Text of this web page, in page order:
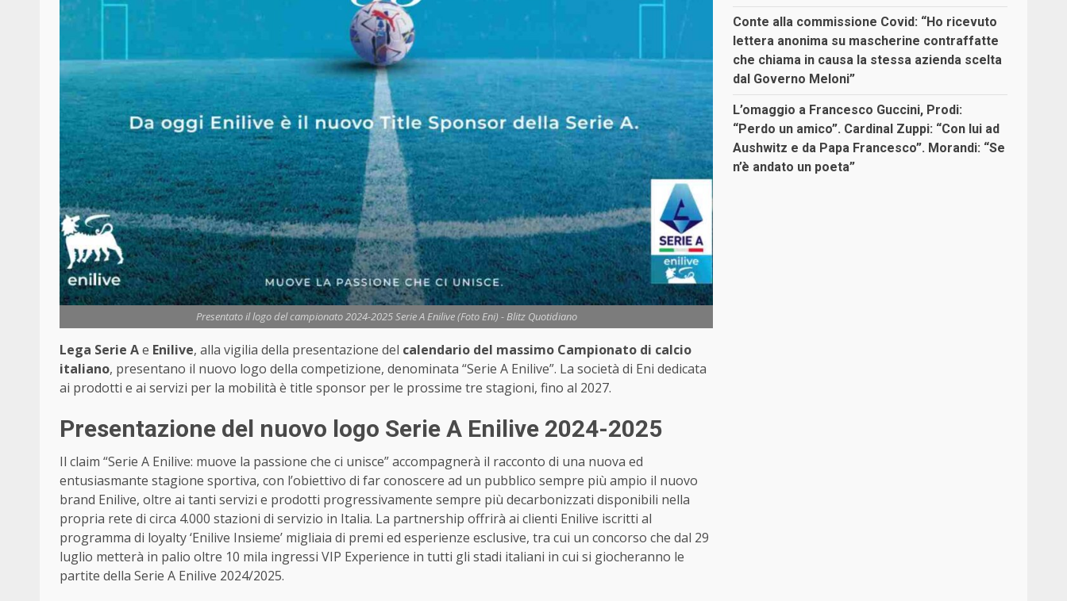
Presentato il logo del campionato 2024-2025 Serie A Enilive (Foto Eni) - Blitz Quotidiano
Lega Serie Ae Enilive, alla vigilia della presentazione del calendario del massimo Campionato di calcio
italiano, presentano il nuovo logo della competizione, denominata “Serie A Enilive”. La società di Eni dedicata
ai prodotti e ai servizi per la mobilità è title sponsor per le prossime tre stagioni, fino al 2027.
Presentazione del nuovo logo Serie A Enilive 2024-2025
Il claim “Serie A Enilive: muove la passione che ci unisce” accompagnerà il racconto di una nuova ed
entusiasmante stagione sportiva, con l’obiettivo di far conoscere ad un pubblico sempre più ampio il nuovo
brand Enilive, oltre ai tanti servizi e prodotti progressivamente sempre più decarbonizzati disponibili nella
propria rete di circa 4.000 stazioni di servizio in Italia. La partnership offrirà ai clienti Enilive iscritti al
programma di loyalty ‘Enilive Insieme’ migliaia di premi ed esperienze esclusive, tra cui un concorso che dal 29
luglio metterà in palio oltre 10 mila ingressi VIP Experience in tutti gli stadi italiani in cui si giocheranno le
partite della Serie A Enilive 2024/2025.
Conte alla commissione Covid: “Ho ricevuto
lettera anonima su mascherine contraffatte
che chiama in causa la stessa azienda scelta
dal Governo Meloni”
L’omaggio a Francesco Guccini, Prodi:
“Perdo un amico”. Cardinal Zuppi: “Con lui ad
Aushwitz e da Papa Francesco”. Morandi: “Se
n’è andato un poeta”